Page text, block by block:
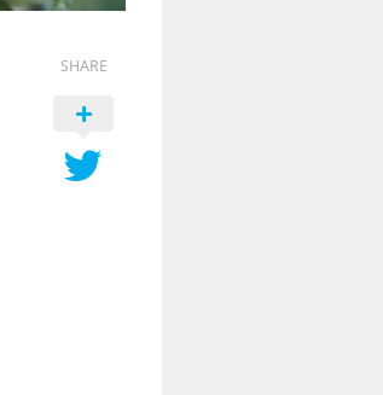
SHARE